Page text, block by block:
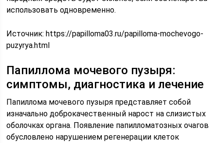
использовать одновременно.
Источник:https://papilloma03.ru/papilloma-mochevogo-
puzyrya.html
Папиллома мочевого пузыря:
симптомы, диагностика и лечение
Папиллома мочевого пузыря представляет собой
изначально доброкачественный нарост на слизистых
оболочках органа. Появление папилломатозных очагов
обусловлено нарушением регенерации клеток